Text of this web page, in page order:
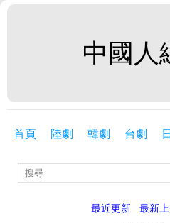
中國人
首頁 陸劇 韓劇 台劇
最近更新 最新